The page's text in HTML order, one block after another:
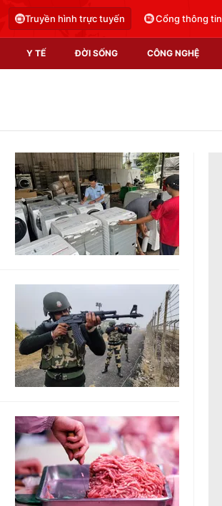
Truyền hình trực tuyến Cổng thông tin
Y TẾ ĐỜI SỐNG CÔNG NGHỆ
Video
Shorts video
Podcast
EMagazine
Photo
Infographic
Góc ảnh
Công nghệ
Hitech Công nghệ tương lai
Sản phẩm
Thị trường
Tư vấn